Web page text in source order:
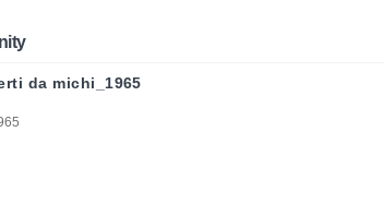
da michi_1965